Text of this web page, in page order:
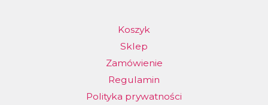
Koszyk
Sklep
Zamówienie
Regulamin
Polityka prywatności